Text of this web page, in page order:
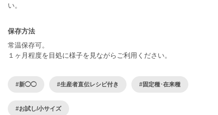
い。
保存方法
常温保存可。
１ヶ月程度を目処に様子を見ながらご利用ください。
#新◯◯ #生産者直伝レシピ付き #固定種･在来種
#お試し/小サイズ